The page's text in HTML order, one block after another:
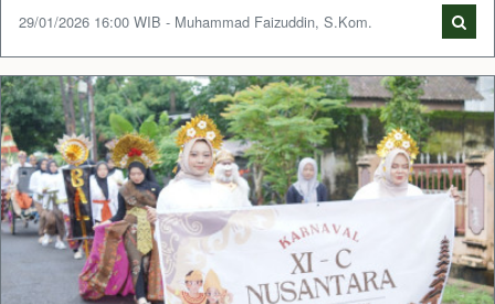
29/01/2026 16:00 WIB - Muhammad Faizuddin, S.Kom.